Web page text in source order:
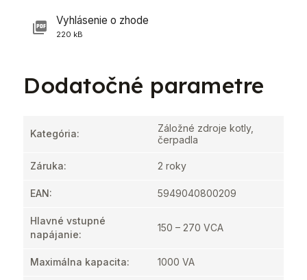
Vyhlásenie o zhode
220 kB
Dodatočné parametre
Kategória:
Záložné zdroje kotly,
čerpadla
Záruka: 2 roky
EAN: 5949040800209
Hlavné vstupné
napájanie:
150 – 270 VCA
Maximálna kapacita: 1000 VA